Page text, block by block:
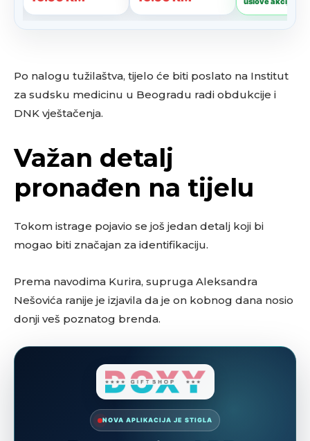
Po nalogu tužilaštva, tijelo će biti poslato na Institut
za sudsku medicinu u Beogradu radi obdukcije i
DNK vještačenja.
Važan detalj
pronađen na tijelu
Tokom istrage pojavio se još jedan detalj koji bi
mogao biti značajan za identifikaciju.
Prema navodima Kurira, supruga Aleksandra
Nešovića ranije je izjavila da je on kobnog dana nosio
donji veš poznatog brenda.